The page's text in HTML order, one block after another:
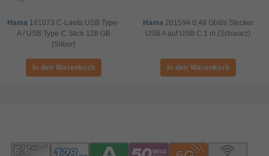
Hama 181073 C-Laeta USB Type-
A / USB Type-C Stick 128 GB
(Silber)
Hama 201594 0,48 Gbit/s Stecker
USB A auf USB C 1 m (Schwarz)